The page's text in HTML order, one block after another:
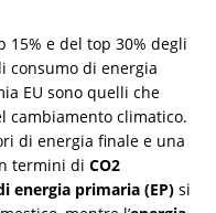
15% e del top 30% degli
di energia
EU sono quelli che
cambiamento climatico.
di energia finale e una
termini di CO2
energia primaria (EP) si